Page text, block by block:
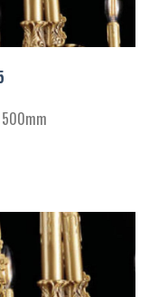
500mm